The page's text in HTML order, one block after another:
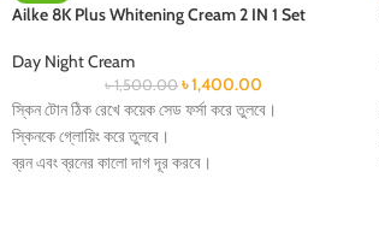
Ailke 8K Plus Whitening Cream 2 IN 1 Set
Day Night Cream
৳1,500.00 ৳1,400.00
স্কিন টোন ঠিক রেখে কয়েক সেড ফর্সা করে তুলবে।
স্কিনকে গ্লোয়িং করে তুলবে।
ব্রন এবং ব্রনের কালো দাগ দূর করবে।